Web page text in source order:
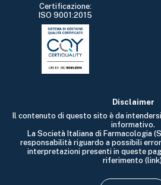
Certificazione:
ISO 9001:2015
Disclaimer
Il contenuto di questo sito è da
informativo.
La Società Italiana di Farmacologia
responsabilità riguardo a possibili
interpretazioni presenti in queste
riferimento